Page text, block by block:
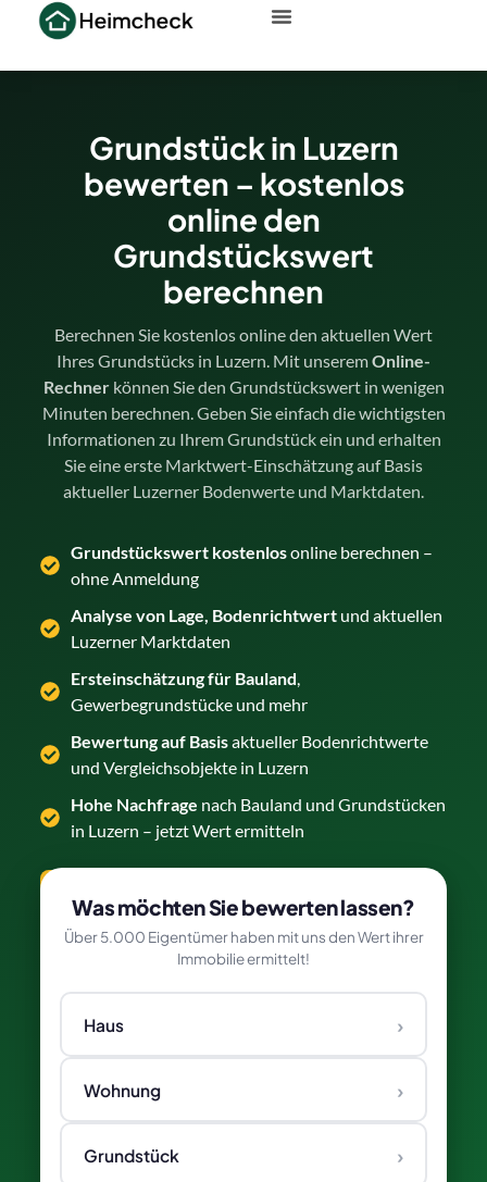
Grundstück in Luzern
bewerten – kostenlos
online den
Grundstückswert
berechnen
Berechnen Sie kostenlos online den aktuellen Wert
Ihres Grundstücks in Luzern. Mit unseremOnline-
Rechnerkönnen Sie den Grundstückswert in wenigen
Minuten berechnen. Geben Sie einfach die wichtigsten
Informationen zu Ihrem Grundstück ein und erhalten
Sie eine erste Marktwert-Einschätzung auf Basis
aktueller Luzerner Bodenwerte und Marktdaten.
Grundstückswert kostenlosonline berechnen –
ohne Anmeldung
Analyse von Lage, Bodenrichtwertund aktuellen
Luzerner Marktdaten
Ersteinschätzung für Bauland,
Gewerbegrundstücke und mehr
Bewertung auf Basisaktueller Bodenrichtwerte
und Vergleichsobjekte in Luzern
Hohe Nachfrage nach Bauland und Grundstücken
in Luzern – jetzt Wert ermitteln
Was möchten Sie bewerten lassen?
Über 5.000 Eigentümer haben mit uns den Wert ihrer
Immobilie ermittelt!
Haus ›
Wohnung ›
Grundstück ›